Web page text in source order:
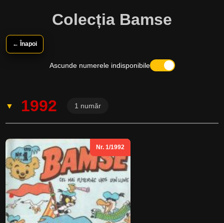
← Înapoi
Colecția Bamse
Ascunde numerele indisponibile
1992 1 număr
Nr. 1/1992